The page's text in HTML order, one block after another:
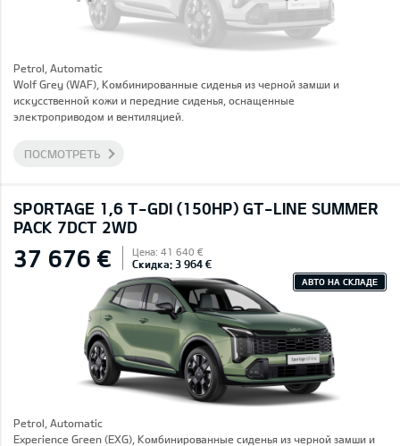
Petrol, Automatic
Wolf Grey (WAF), Комбинированные сиденья из черной замши и
искусственной кожи и передние сиденья, оснащенные
электроприводом и вентиляцией.
ПОСМОТРЕТЬ
SPORTAGE 1,6 T-GDI (150HP) GT-LINE SUMMER
PACK 7DCT 2WD
37 676 € Цена: 41 640 €
Скидка: 3 964 €
АВТО НА СКЛАДЕ
Petrol, Automatic
Experience Green (EXG), Комбинированные сиденья из черной замши и